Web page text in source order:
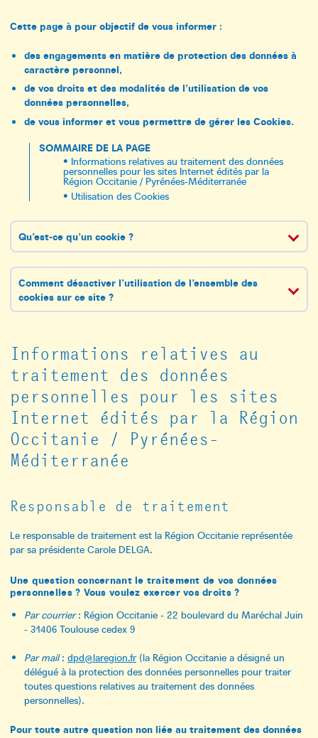
Cette page à pour objectif de vous informer :
des engagements en matière de protection des données à
caractère personnel,
de vos droits et des modalités de l’utilisation de vos
données personnelles,
de vous informer et vous permettre de gérer les Cookies.
SOMMAIRE DE LA PAGE
Informations relatives au traitement des données
personnelles pour les sites Internet édités par la
Région Occitanie / Pyrénées-Méditerranée
Utilisation des Cookies
Qu’est-ce qu’un cookie ?
Comment désactiver l’utilisation de l’ensemble des
cookies sur ce site ?
Informations relatives au
traitement des données
personnelles pour les sites
Internet édités par la Région
Occitanie / Pyrénées-
Méditerranée
Responsable de traitement
Le responsable de traitement est la Région Occitanie représentée
par sa présidente Carole DELGA.
Une question concernant le traitement de vos données
personnelles ? Vous voulez exercer vos droits ?
Par courrier: Région Occitanie - 22 boulevard du Maréchal Juin
- 31406 Toulouse cedex 9
Par mail: dpd@laregion.fr(la Région Occitanie a désigné un
délégué à la protection des données personnelles pour traiter
toutes questions relatives au traitement des données
personnelles).
Pour toute autre question non liée au traitement des données